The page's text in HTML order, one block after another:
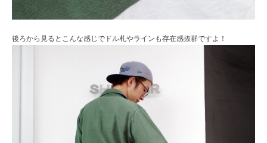
後ろから見るとこんな感じでドル札やラインも存在感抜群ですよ！